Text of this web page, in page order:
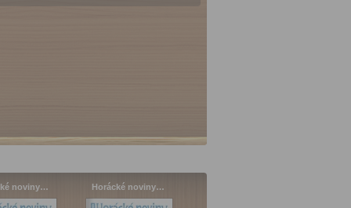
noviny… Horácké noviny…